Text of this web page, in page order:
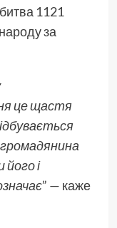
1121
за
це щастя
і
” — каже